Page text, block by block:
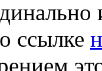
ссылке